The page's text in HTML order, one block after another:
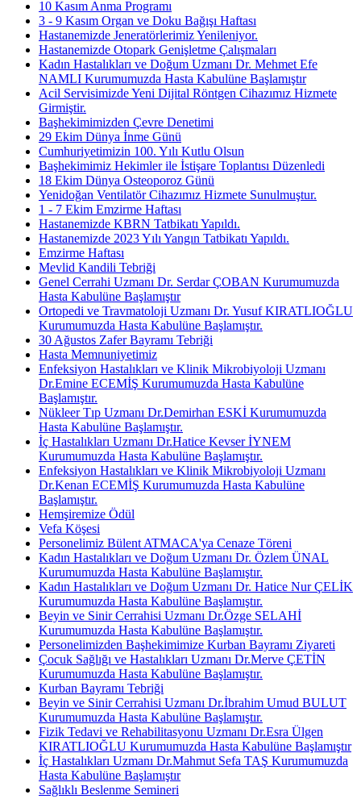
10 Kasım Anma Programı
3 - 9 Kasım Organ ve Doku Bağışı Haftası
Hastanemizde Jeneratörlerimiz Yenileniyor.
Hastanemizde Otopark Genişletme Çalışmaları
Kadın Hastalıkları ve Doğum Uzmanı Dr. Mehmet Efe
NAMLI Kurumumuzda Hasta Kabulüne Başlamıştır
Acil Servisimizde Yeni Dijital Röntgen Cihazımız Hizmete
Girmiştir.
Başhekimimizden Çevre Denetimi
29 Ekim Dünya İnme Günü
Cumhuriyetimizin 100. Yılı Kutlu Olsun
Başhekimimiz Hekimler ile İstişare Toplantısı Düzenledi
18 Ekim Dünya Osteoporoz Günü
Yenidoğan Ventilatör Cihazımız Hizmete Sunulmuştur.
1 - 7 Ekim Emzirme Haftası
Hastanemizde KBRN Tatbikatı Yapıldı.
Hastanemizde 2023 Yılı Yangın Tatbikatı Yapıldı.
Emzirme Haftası
Mevlid Kandili Tebriği
Genel Cerrahi Uzmanı Dr. Serdar ÇOBAN Kurumumuzda
Hasta Kabulüne Başlamıştır
Ortopedi ve Travmatoloji Uzmanı Dr. Yusuf KIRATLIOĞLU
Kurumumuzda Hasta Kabulüne Başlamıştır.
30 Ağustos Zafer Bayramı Tebriği
Hasta Memnuniyetimiz
Enfeksiyon Hastalıkları ve Klinik Mikrobiyoloji Uzmanı
Dr.Emine ECEMİŞ Kurumumuzda Hasta Kabulüne
Başlamıştır.
Nükleer Tıp Uzmanı Dr.Demirhan ESKİ Kurumumuzda
Hasta Kabulüne Başlamıştır.
İç Hastalıkları Uzmanı Dr.Hatice Kevser İYNEM
Kurumumuzda Hasta Kabulüne Başlamıştır.
Enfeksiyon Hastalıkları ve Klinik Mikrobiyoloji Uzmanı
Dr.Kenan ECEMİŞ Kurumumuzda Hasta Kabulüne
Başlamıştır.
Hemşiremize Ödül
Vefa Köşesi
Personelimiz Bülent ATMACA'ya Cenaze Töreni
Kadın Hastalıkları ve Doğum Uzmanı Dr. Özlem ÜNAL
Kurumumuzda Hasta Kabulüne Başlamıştır.
Kadın Hastalıkları ve Doğum Uzmanı Dr. Hatice Nur ÇELİK
Kurumumuzda Hasta Kabulüne Başlamıştır.
Beyin ve Sinir Cerrahisi Uzmanı Dr.Özge SELAHİ
Kurumumuzda Hasta Kabulüne Başlamıştır.
Personelimizden Başhekimimize Kurban Bayramı Ziyareti
Çocuk Sağlığı ve Hastalıkları Uzmanı Dr.Merve ÇETİN
Kurumumuzda Hasta Kabulüne Başlamıştır.
Kurban Bayramı Tebriği
Beyin ve Sinir Cerrahisi Uzmanı Dr.İbrahim Umud BULUT
Kurumumuzda Hasta Kabulüne Başlamıştır.
Fizik Tedavi ve Rehabilitasyonu Uzmanı Dr.Esra Ülgen
KIRATLIOĞLU Kurumumuzda Hasta Kabulüne Başlamıştır
İç Hastalıkları Uzmanı Dr.Mahmut Sefa TAŞ Kurumumuzda
Hasta Kabulüne Başlamıştır
Sağlıklı Beslenme Semineri